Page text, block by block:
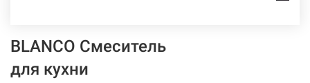
BLANCO Смеситель
для кухни